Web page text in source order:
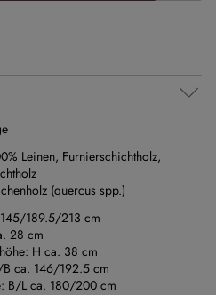
Leinen, Furnierschichtholz,
(quercus spp.)
189.5/213 cm
28 cm
H ca. 38 cm
ca. 146/192.5 cm
B/L ca. 180/200 cm